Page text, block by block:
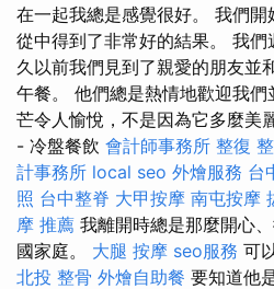
在一起我總是感覺很好。 我們
從中得到了非常好的結果。 我
久以前我們見到了親愛的朋友並
午餐。 他們總是熱情地歡迎我
芒令人愉悅，不是因為它多麼美
- 冷盤餐飲 會計師事務所 整復
計事務所 local seo 外燴服務 台
照 台中整脊 大甲按摩 南屯按摩
摩 推薦 我離開時總是那麼開心
國家庭。 大腿 按摩 seo服務 可
北投 整骨 外燴自助餐 要知道他